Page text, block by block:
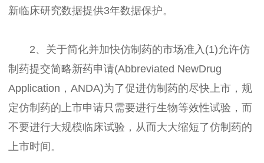
新临床研究数据提供3年数据保护。
2、关于简化并加快仿制药的市场准入(1)允许仿
制药提交简略新药申请(Abbreviated NewDrug
Application，ANDA)为了促进仿制药的尽快上市，规
定仿制药的上市申请只需要进行生物等效性试验，而
不要进行大规模临床试验，从而大大缩短了仿制药的
上市时间。